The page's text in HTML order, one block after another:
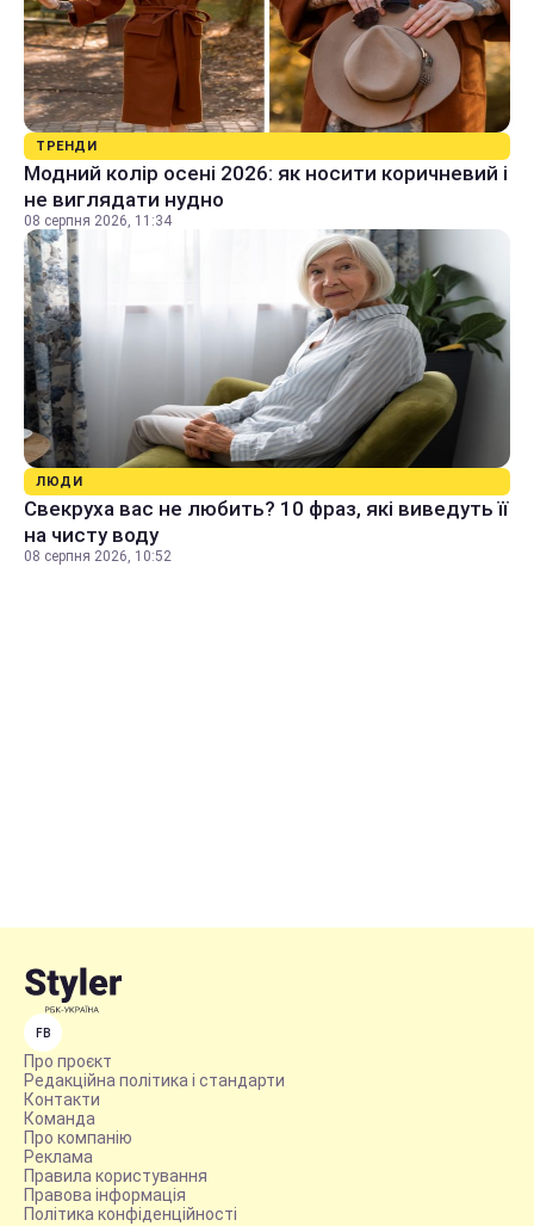
ТРЕНДИ
Модний колір осені 2026: як носити коричневий і
не виглядати нудно
08 серпня 2026, 11:34
ЛЮДИ
Свекруха вас не любить? 10 фраз, які виведуть її
на чисту воду
08 серпня 2026, 10:52
FB
Про проєкт
Редакційна політика і стандарти
Контакти
Команда
Про компанію
Реклама
Правила користування
Правова інформація
Політика конфіденційності